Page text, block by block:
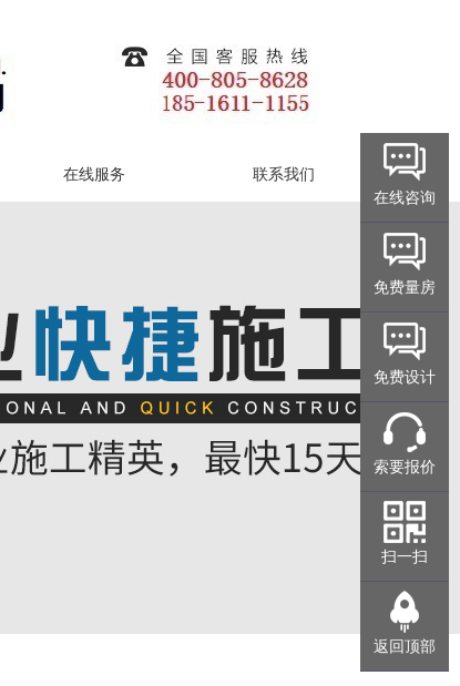
在线服务 联系我们
在线咨询
免费量房
免费设计
索要报价
扫一扫
返回顶部